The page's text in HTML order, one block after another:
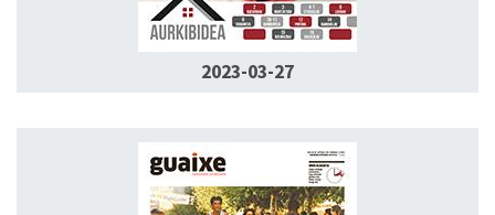
2023-03-27